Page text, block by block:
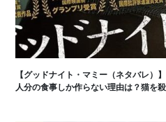
【グッドナイト・マミー（ネタバレ）
人分の食事しか作らない理由は？猫を